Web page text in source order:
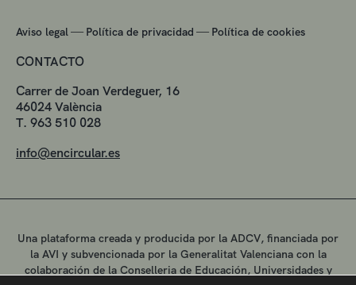
Aviso legal — Política de privacidad — Política de cookies
CONTACTO
Carrer de Joan Verdeguer, 16
46024 València
T. 963 510 028
info@encircular.es
Una plataforma creada y producida por la ADCV, financiada por
la AVI y subvencionada por la Generalitat Valenciana con la
colaboración de la Conselleria de Educación, Universidades y